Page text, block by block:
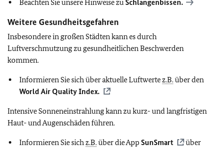
Beachten Sie unsere Hinweise zuSchlangenbissen.
Weitere Gesundheitsgefahren
Insbesondere in großen Städten kann es durch
Luftverschmutzung zu gesundheitlichen Beschwerden
kommen.
Informieren Sie sich über aktuelle Luftwertez.B.über den
World Air Quality Index.
Intensive Sonneneinstrahlung kann zu kurz- und langfristigen
Haut- und Augenschäden führen.
Informieren Sie sichz.B.über die AppSunSmart
über